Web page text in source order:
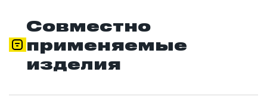
Совместно
применяемые
изделия